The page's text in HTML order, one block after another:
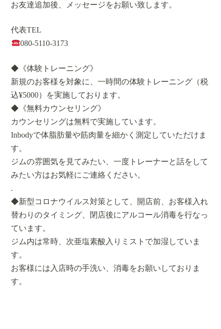
お友達追加後、メッセージをお願い致します。
代表TEL
080-5110-3173
◆《体験トレーニング》
新規のお客様を対象に、一時間の体験トレーニング（税
込¥5000）を実施しております。
◆《無料カウンセリング》
カウンセリングは無料で実施しています。
Inbodyで体脂肪量や筋肉量を細かく測定していただけま
す。
ジムの雰囲気を見てみたい、一度トレーナーと話をして
みたい方はお気軽にご連絡ください。
.
◆新型コロナウイルス対策として、開店前、お客様入れ
替わりのタイミング、閉店後にアルコール消毒を行なっ
ています。
ジム内は常時、次亜塩素酸入りミストで加湿していま
す。
お客様には入店時の手洗い、消毒をお願いしておりま
す。